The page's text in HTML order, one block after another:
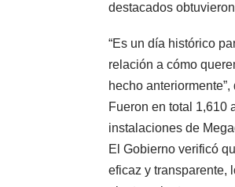
destacados
“Es un día histórico
relación a cómo
hecho
Fueron en total 1,610
instalaciones de
El Gobierno verificó
eficaz y transparente,